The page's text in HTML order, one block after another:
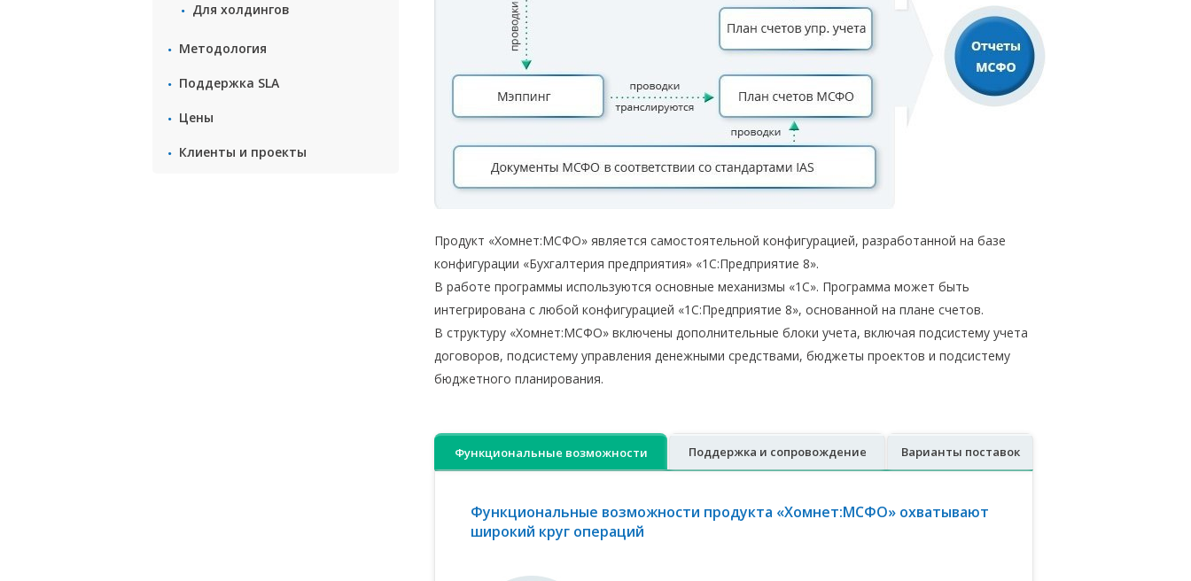
Для холдингов
Методология
Поддержка SLA
Цены
Клиенты и проекты
Продукт «Хомнет:МСФО» является самостоятельной конфигурацией, разработанной на базе
конфигурации «Бухгалтерия предприятия» «1С:Предприятие 8».
В работе программы используются основные механизмы «1С». Программа может быть
интегрирована с любой конфигурацией «1С:Предприятие 8», основанной на плане счетов.
В структуру «Хомнет:МСФО» включены дополнительные блоки учета, включая подсистему учета
договоров, подсистему управления денежными средствами, бюджеты проектов и подсистему
бюджетного планирования.
Функциональные возможности Поддержка и сопровождение Варианты поставок
Функциональные возможности продукта «Хомнет:МСФО» охватывают
широкий круг операций